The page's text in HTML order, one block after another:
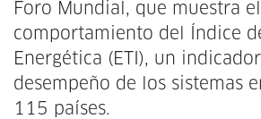
Foro Mundial, que muestra el
comportamiento del Índice
Energética (ETI), un indicador
desempeño de los sistemas
115 países.